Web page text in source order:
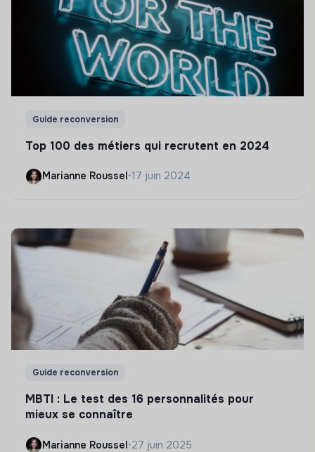
Guide reconversion
Top 100 des métiers qui recrutent en 2024
Marianne Roussel •17 juin 2024
Guide reconversion
MBTI : Le test des 16 personnalités pour
mieux se connaître
Marianne Roussel•27 juin 2025